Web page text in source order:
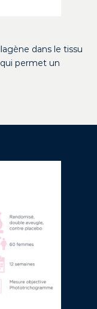
dans le tissu
permet un